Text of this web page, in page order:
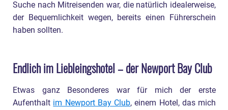
Suche nach Mitreisenden war, die natürlich idealerweise,
der Bequemlichkeit wegen, bereits einen Führerschein
haben sollten.
Endlich im Liebleingshotel – der Newport Bay Club
Etwas ganz Besonderes war für mich der erste
Aufenthalt im Newport Bay Club, einem Hotel, das mich